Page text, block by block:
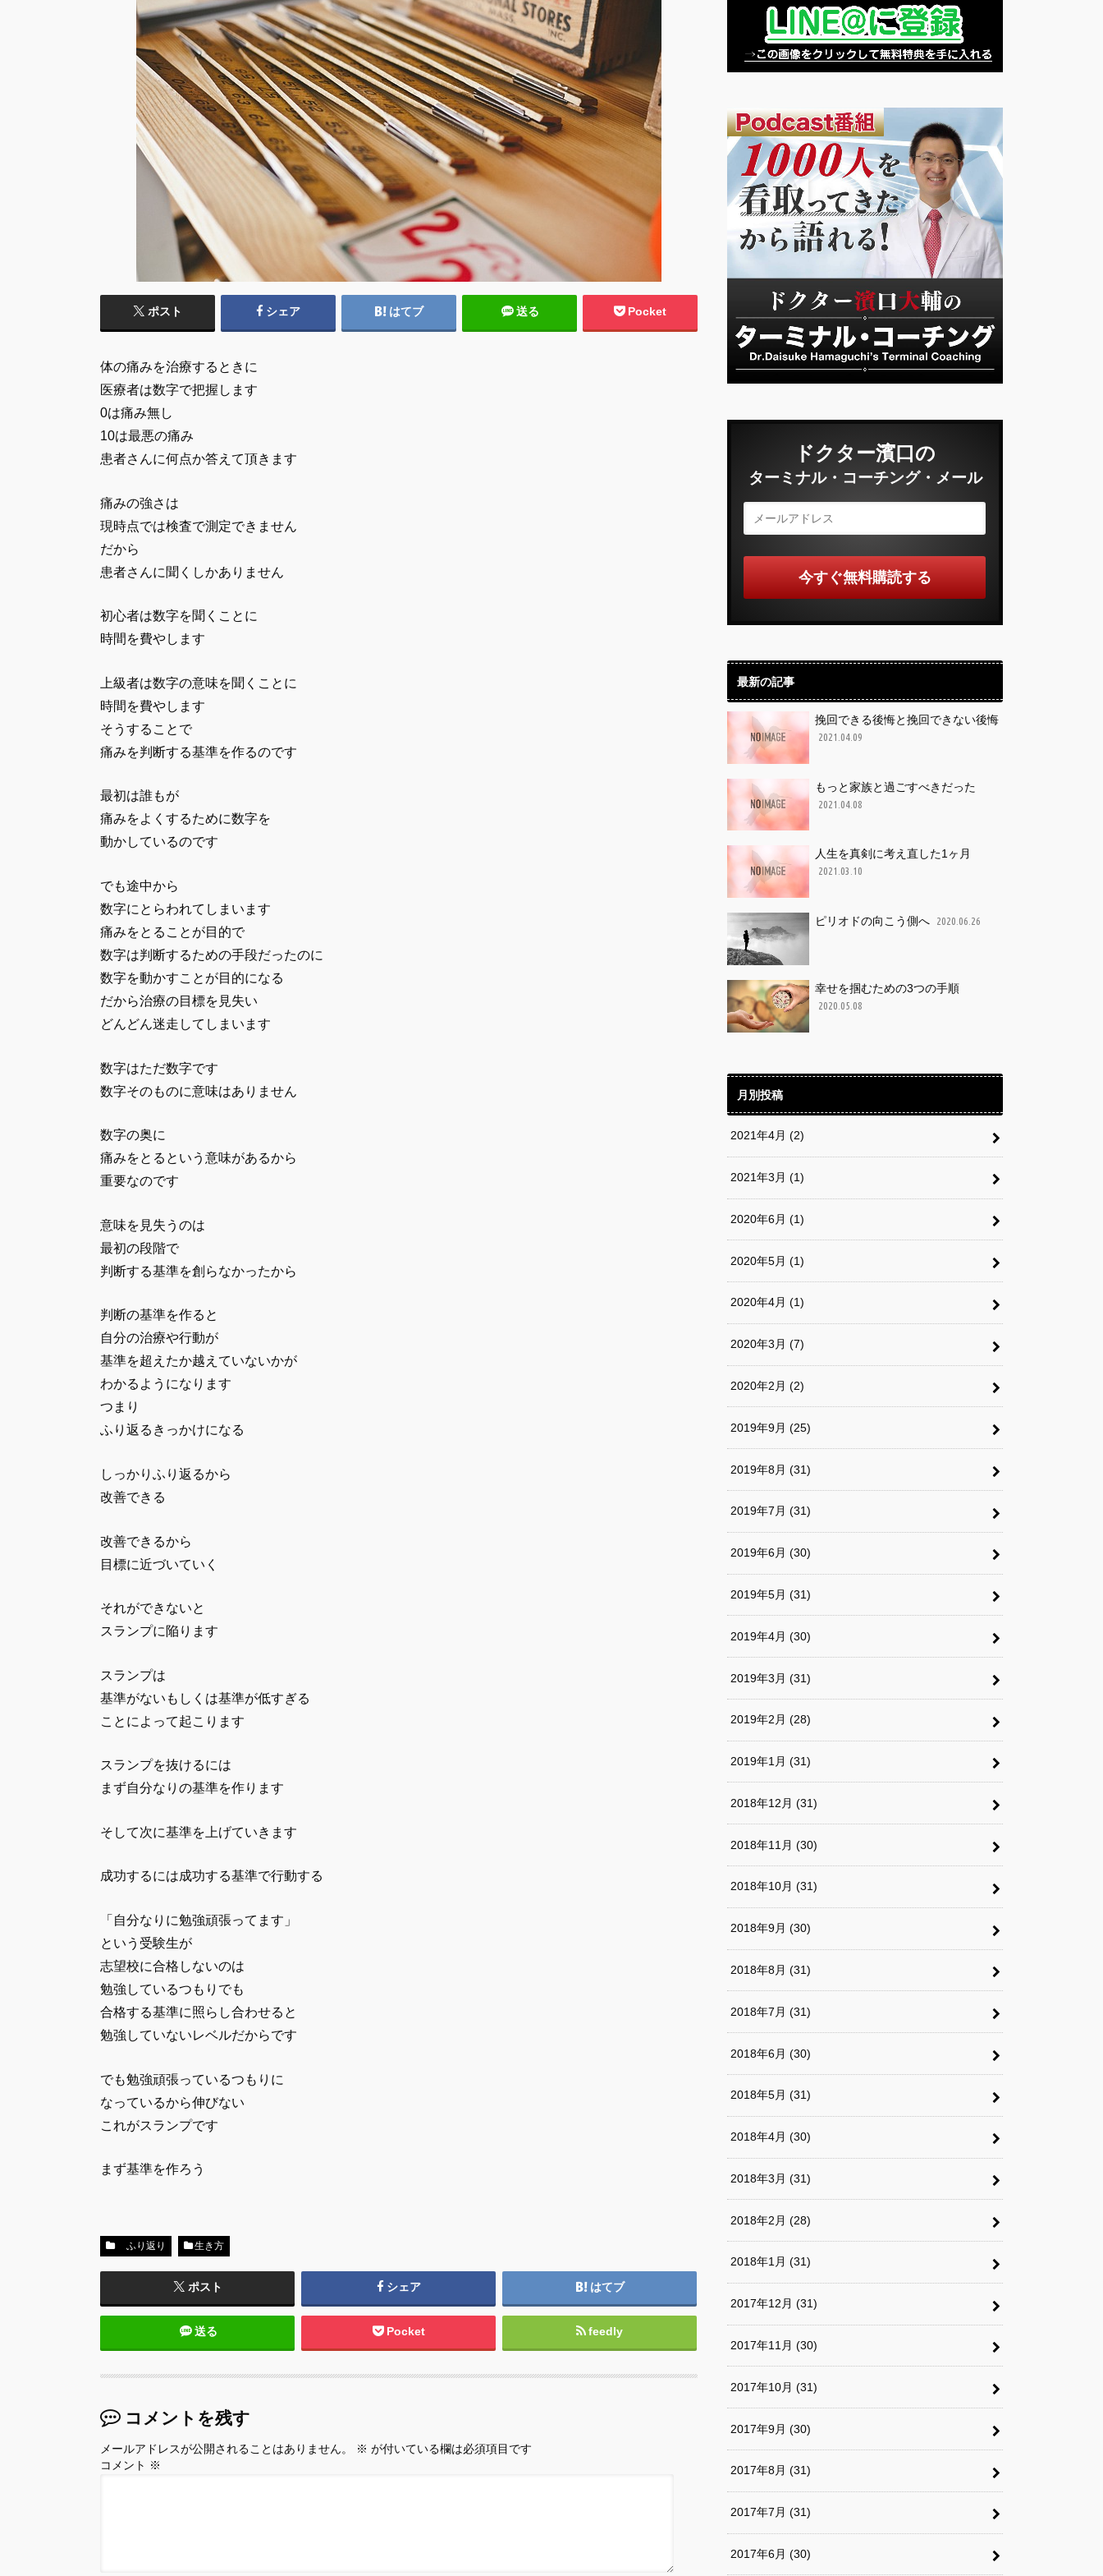
ポスト シェア はてブ 送る Pocket
体の痛みを治療するときに
医療者は数字で把握します
0は痛み無し
10は最悪の痛み
患者さんに何点か答えて頂きます
痛みの強さは
現時点では検査で測定できません
だから
患者さんに聞くしかありません
初心者は数字を聞くことに
時間を費やします
上級者は数字の意味を聞くことに
時間を費やします
そうすることで
痛みを判断する基準を作るのです
最初は誰もが
痛みをよくするために数字を
動かしているのです
でも途中から
数字にとらわれてしまいます
痛みをとることが目的で
数字は判断するための手段だったのに
数字を動かすことが目的になる
だから治療の目標を見失い
どんどん迷走してしまいます
数字はただ数字です
数字そのものに意味はありません
数字の奥に
痛みをとるという意味があるから
重要なのです
意味を見失うのは
最初の段階で
判断する基準を創らなかったから
判断の基準を作ると
自分の治療や行動が
基準を超えたか越えていないかが
わかるようになります
つまり
ふり返るきっかけになる
しっかりふり返るから
改善できる
改善できるから
目標に近づいていく
それができないと
スランプに陥ります
スランプは
基準がないもしくは基準が低すぎる
ことによって起こります
スランプを抜けるには
まず自分なりの基準を作ります
そして次に基準を上げていきます
成功するには成功する基準で行動する
「自分なりに勉強頑張ってます」
という受験生が
志望校に合格しないのは
勉強しているつもりでも
合格する基準に照らし合わせると
勉強していないレベルだからです
でも勉強頑張っているつもりに
なっているから伸びない
これがスランプです
まず基準を作ろう
ふり返り 生き方
ポスト シェア はてブ
送る Pocket feedly
コメントを残す
メールアドレスが公開されることはありません。 ※ が付いている欄は必須項目です
コメント ※
ドクター濱口の
ターミナル・コーチング・メール
最新の記事
挽回できる後悔と挽回できない後悔
2021.04.09
もっと家族と過ごすべきだった
2021.04.08
人生を真剣に考え直した1ヶ月
2021.03.10
ピリオドの向こう側へ 2020.06.26
幸せを掴むための3つの手順
2020.05.08
月別投稿
2021年4月 (2)
2021年3月 (1)
2020年6月 (1)
2020年5月 (1)
2020年4月 (1)
2020年3月 (7)
2020年2月 (2)
2019年9月 (25)
2019年8月 (31)
2019年7月 (31)
2019年6月 (30)
2019年5月 (31)
2019年4月 (30)
2019年3月 (31)
2019年2月 (28)
2019年1月 (31)
2018年12月 (31)
2018年11月 (30)
2018年10月 (31)
2018年9月 (30)
2018年8月 (31)
2018年7月 (31)
2018年6月 (30)
2018年5月 (31)
2018年4月 (30)
2018年3月 (31)
2018年2月 (28)
2018年1月 (31)
2017年12月 (31)
2017年11月 (30)
2017年10月 (31)
2017年9月 (30)
2017年8月 (31)
2017年7月 (31)
2017年6月 (30)